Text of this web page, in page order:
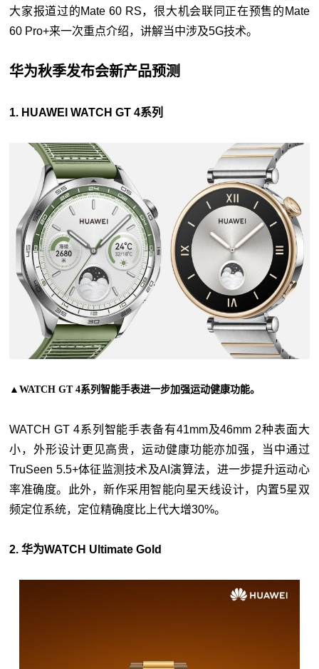
大家报道过的Mate 60 RS，很大机会联同正在预售的Mate
60 Pro+来一次重点介绍，讲解当中涉及5G技术。
华为秋季发布会新产品预测
1. HUAWEI WATCH GT 4系列
▲WATCH GT 4系列智能手表进一步加强运动健康功能。
WATCH GT 4系列智能手表备有41mm及46mm 2种表面大
小，外形设计更见高贵，运动健康功能亦加强，当中通过
TruSeen 5.5+体征监测技术及AI演算法，进一步提升运动心
率准确度。此外，新作采用智能向星天线设计，内置5星双
频定位系统，定位精确度比上代大增30%。
2. 华为WATCH Ultimate Gold